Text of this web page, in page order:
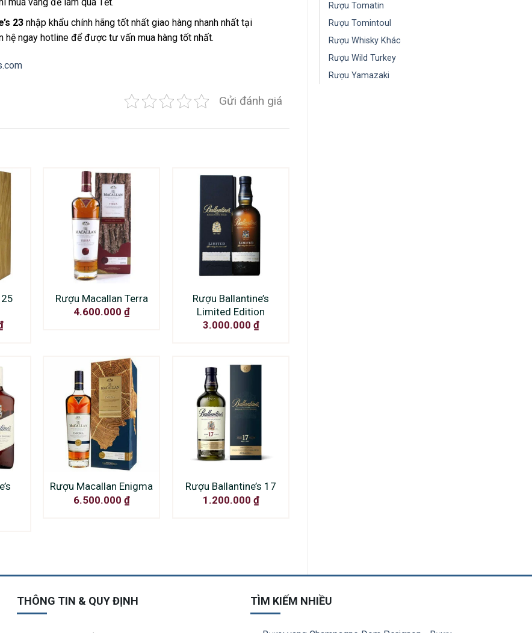
Rượu Tomatin
Rượu Tomintoul
Rượu Whisky Khác
Rượu Wild Turkey
Rượu Yamazaki
23 nhập khẩu chính hãng tốt nhất giao hàng nhanh nhất tại
ngay hotline để được tư vấn mua hàng tốt nhất.
Gửi đánh giá
Rượu Macallan Terra
4.600.000 ₫
Rượu Ballantine’s
Limited Edition
3.000.000 ₫
Rượu Macallan Enigma
6.500.000 ₫
Rượu Ballantine’s 17
1.200.000 ₫
THÔNG TIN & QUY ĐỊNH TÌM KIẾM NHIỀU